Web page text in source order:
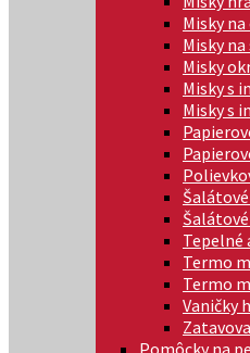
Misky
Misky na
Misky
Misky s
Misky s
Tepelné
Termo
Termo
Vaničky